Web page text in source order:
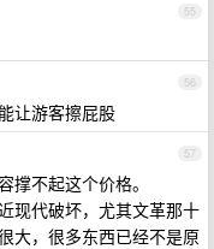
55
56
让游客擦屁股
57
撑不起这个价格。
现代破坏，尤其文革那十
大，很多东西已经不是原